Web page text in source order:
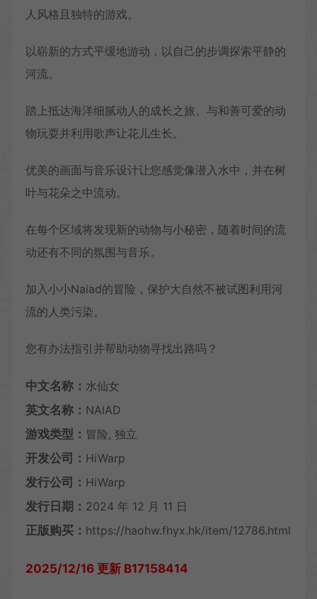
人风格且独特的游戏。
以崭新的方式平缓地游动，以自己的步调探索平静的
河流。
踏上抵达海洋细腻动人的成长之旅。与和善可爱的动
物玩耍并利用歌声让花儿生长。
优美的画面与音乐设计让您感觉像潜入水中，并在树
叶与花朵之中流动。
在每个区域将发现新的动物与小秘密，随着时间的流
动还有不同的氛围与音乐。
加入小小Naiad的冒险，保护大自然不被试图利用河
流的人类污染。
您有办法指引并帮助动物寻找出路吗？
中文名称： 水仙女
英文名称： NAIAD
游戏类型： 冒险, 独立
开发公司： HiWarp
发行公司： HiWarp
发行日期： 2024 年 12 月 11 日
正版购买： https://haohw.fhyx.hk/item/12786.html
2025/12/16 更新 B17158414